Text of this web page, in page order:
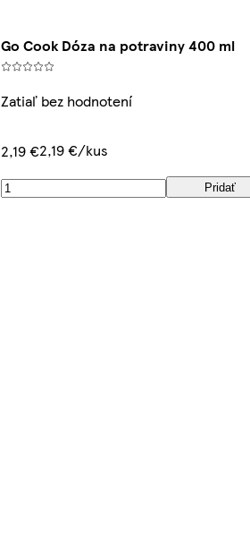
Go Cook Dóza na potraviny 400 ml
Zatiaľ bez hodnotení
2,19 €2,19 €/kus
Pridať